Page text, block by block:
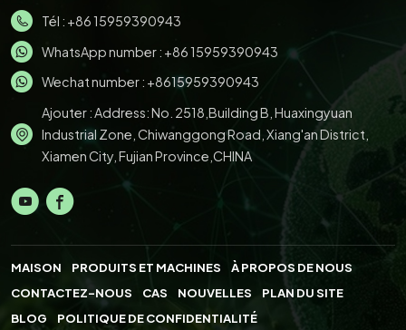
Tél : +86 15959390943
WhatsApp number : +86 15959390943
Wechat number : +8615959390943
Ajouter : Address: No. 2518,Building B, Huaxingyuan
Industrial Zone, Chiwanggong Road, Xiang'an District,
Xiamen City, Fujian Province,CHINA
MAISON PRODUITS ET MACHINES
À PROPOS DE NOUS
CONTACTEZ-NOUS
CAS NOUVELLES
PLAN DU SITE
BLOG
POLITIQUE DE CONFIDENTIALITÉ